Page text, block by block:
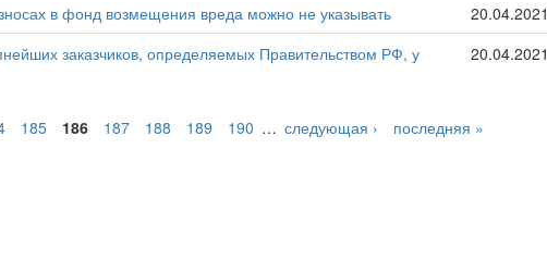
в фонд возмещения вреда можно не указывать
20.04.2021
заказчиков, определяемых Правительством РФ, у
20.04.2021
185 186 187 188 189 190 … следующая › последняя »